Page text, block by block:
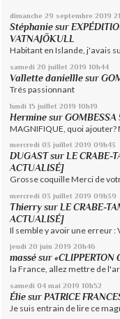
dimanche 29 septembre 2019
Stéphanie sur
VATNAJÖKULL
Habitant en Islande, j'avais
samedi 20 juillet 2019 10h44
Vallette daniellle sur
Trés passionnant
lundi 15 juillet 2019 10h19
Hermine surGOMBESSA
MAGNIFIQUE, quoi ajouter?
mercredi 03 juillet 2019 09h43
DUGASTsurLE CRABE-
ACTUALISÉ]
Grosse coquille Merci de
mercredi 03 juillet 2019 09h39
Thierry sur LE CRABE-
ACTUALISÉ]
Il semble y avoir une erreur :
jeudi 20 juin 2019 20h46
massé sur«CLIPPERTON
la France, allez mettre de
samedi 04 mai 2019 10h52
Élie surPATRICE
Je suis entrain de lire ce